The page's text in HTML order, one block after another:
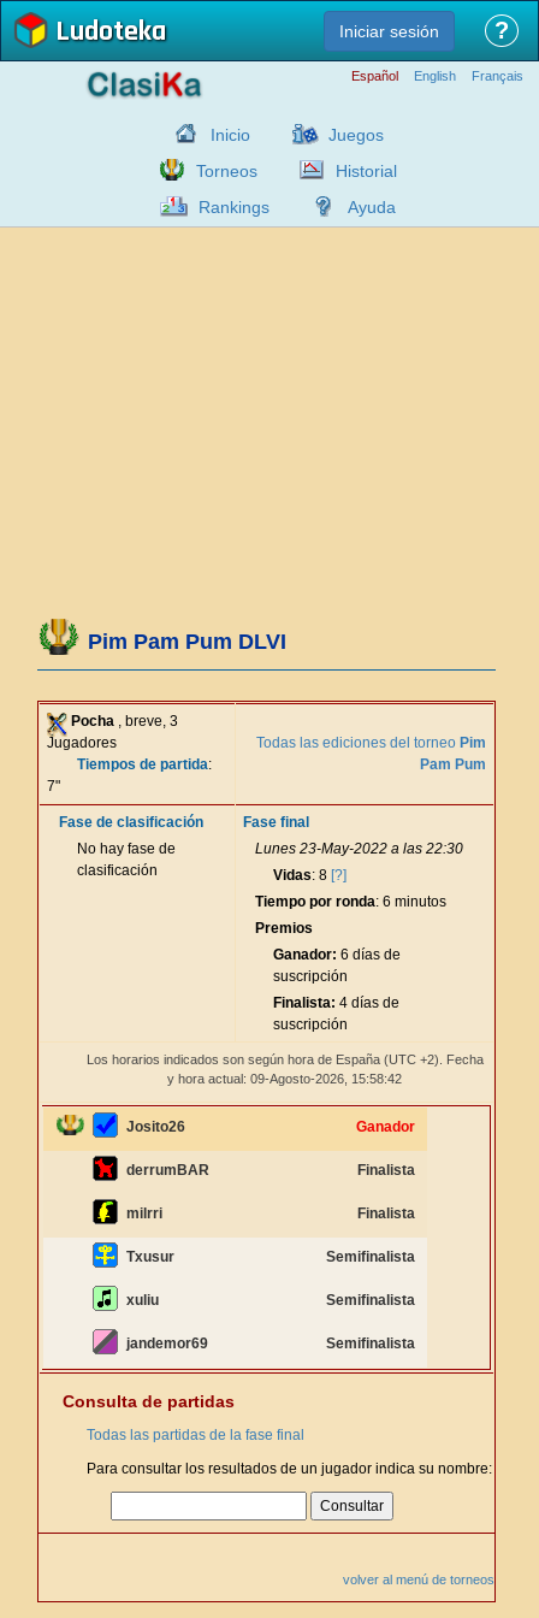
Ludoteka Iniciar sesión ?
Español English Français
Inicio
Juegos
Torneos
Historial
Rankings
Ayuda
Pim Pam Pum DLVI
Pocha , breve, 3
Jugadores
Tiempos de partida:
7"
Todas las ediciones del torneo Pim
Pam Pum
Fase de clasificación
No hay fase de
clasificación
Fase final
Lunes 23-May-2022 a las 22:30
Vidas: 8 [?]
Tiempo por ronda: 6 minutos
Premios
Ganador: 6 días de
suscripción
Finalista: 4 días de
suscripción
Los horarios indicados son según hora de España (UTC +2). Fecha
y hora actual: 09-Agosto-2026, 15:58:43
Josito26 Ganador
derrumBAR Finalista
milrri Finalista
Txusur Semifinalista
xuliu Semifinalista
jandemor69 Semifinalista
Consulta de partidas
Todas las partidas de la fase final
Para consultar los resultados de un jugador indica su nombre:
volver al menú de torneos